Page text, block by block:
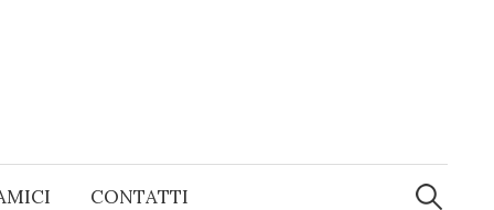
CONTATTI
Ricerca
per: